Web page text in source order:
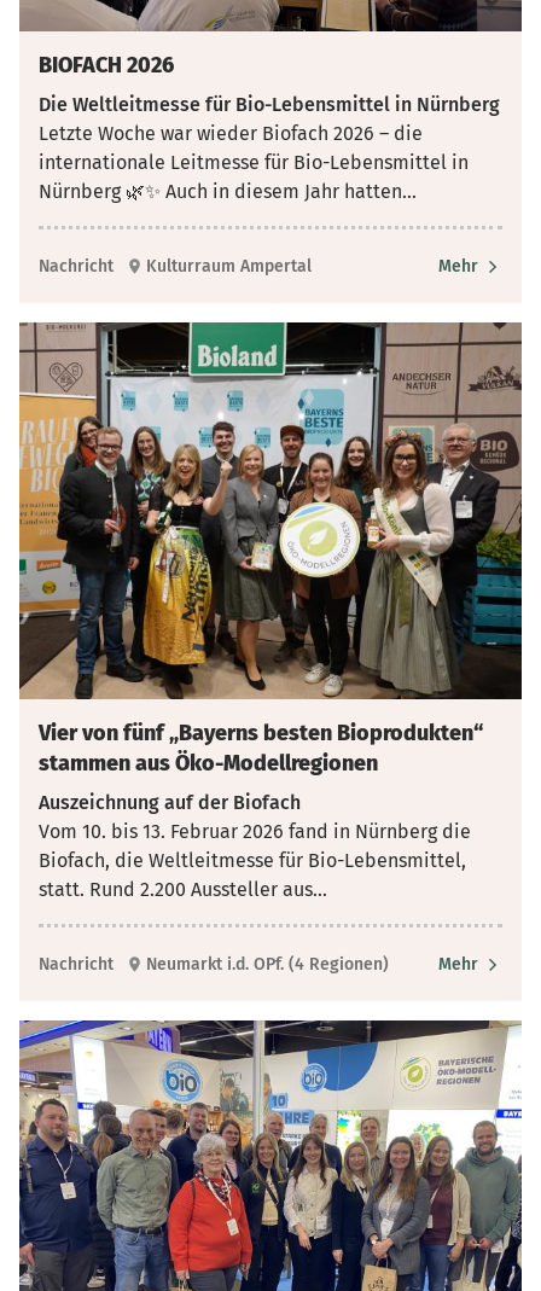
BIOFACH 2026
Die Weltleitmesse für Bio-Lebensmittel in Nürnberg
Letzte Woche war wieder Biofach 2026 – die
internationale Leitmesse für Bio-Lebensmittel in
Nürnberg 🌿✨ Auch in diesem Jahr hatten...
Nachricht Kulturraum Ampertal Mehr
Vier von fünf „Bayerns besten Bioprodukten“
stammen aus Öko-Modellregionen
Auszeichnung auf der Biofach
Vom 10. bis 13. Februar 2026 fand in Nürnberg die
Biofach, die Weltleitmesse für Bio-Lebensmittel,
statt. Rund 2.200 Aussteller aus...
Nachricht Neumarkt i.d. OPf. (4 Regionen) Mehr